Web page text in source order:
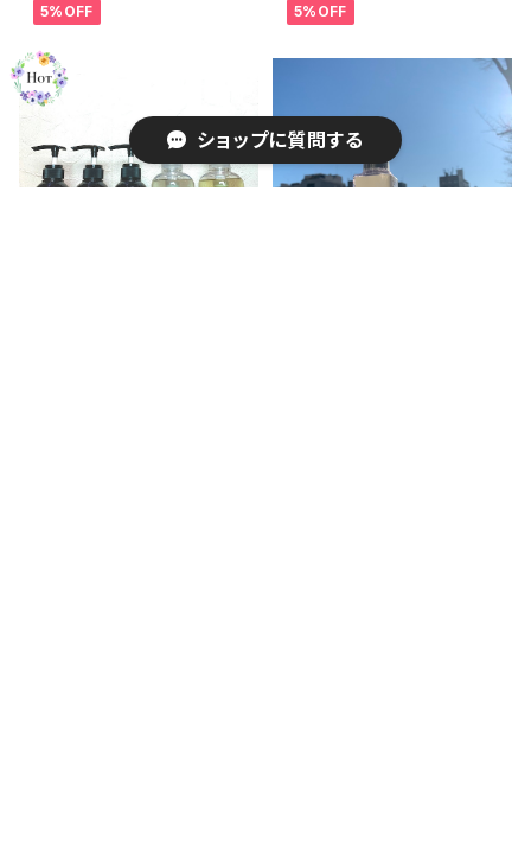
ル（リッチ） ★オンライン限
5%OFF
ルリッチ（プルメリア） ★オ
5%OFF
ショップに質問する